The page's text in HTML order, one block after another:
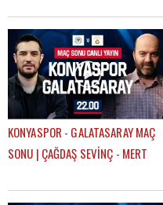
KONYASPOR - GALATASARAY MAÇ
SONU | ÇAĞDAŞ SEVİNÇ - MERT